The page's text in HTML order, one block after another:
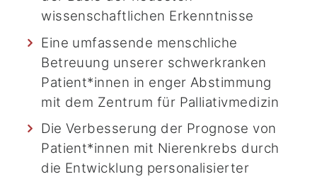
wissenschaftlichen Erkenntnisse
Eine umfassende menschliche
Betreuung unserer schwerkranken
Patient*innen in enger Abstimmung
mit dem Zentrum für Palliativmedizin
Die Verbesserung der Prognose von
Patient*innen mit Nierenkrebs durch
die Entwicklung personalisierter